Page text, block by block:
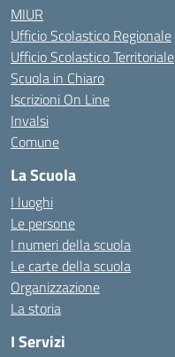
MIUR
Ufficio Scolastico Regionale
Ufficio Scolastico Territoriale
Scuola in Chiaro
Iscrizioni On Line
Invalsi
Comune
La Scuola
I luoghi
Le persone
I numeri della scuola
Le carte della scuola
Organizzazione
La storia
I Servizi